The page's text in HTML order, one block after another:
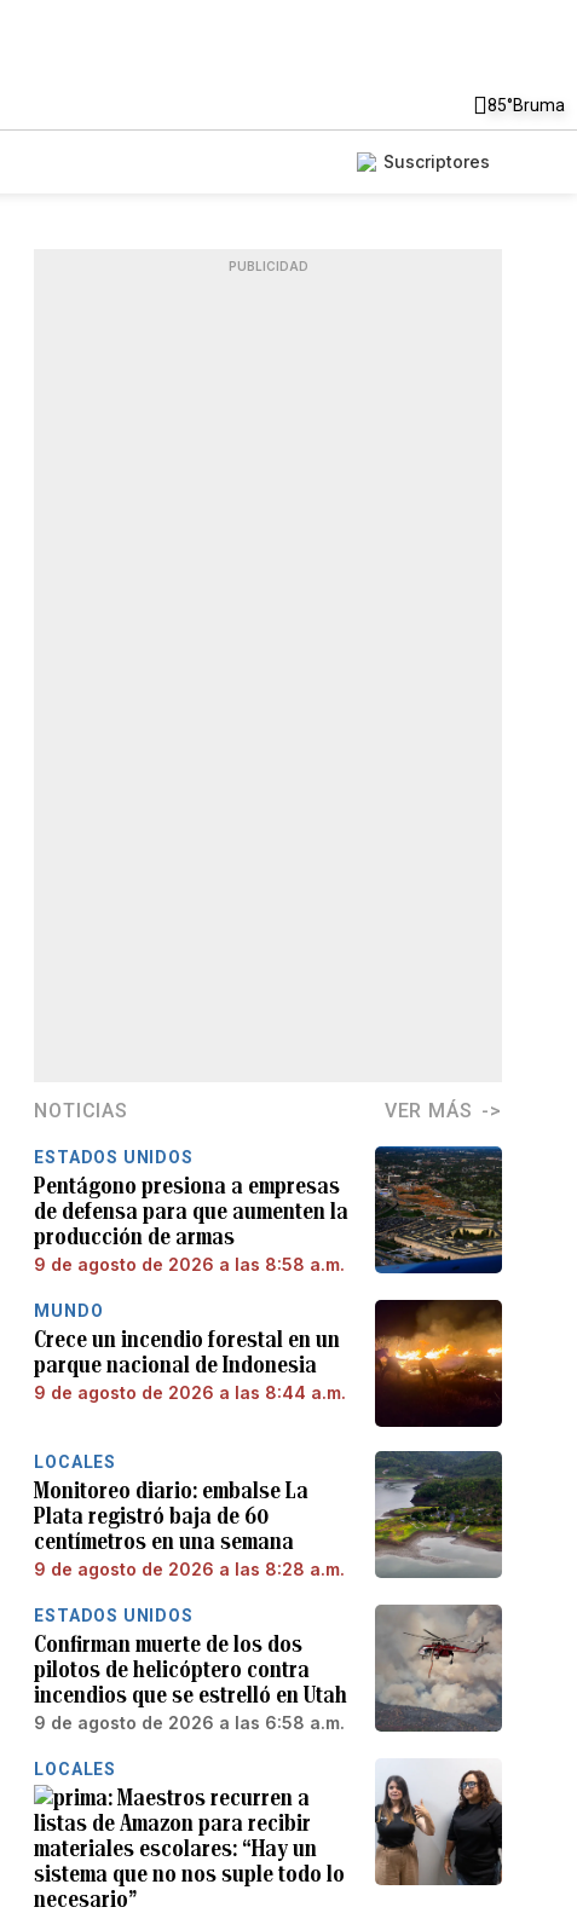
85°Bruma
Suscriptores
PUBLICIDAD
NOTICIAS VER MÁS
ESTADOS UNIDOS
Pentágono presiona a empresas
de defensa para que aumenten la
producción de armas
9 de agosto de 2026 a las 8:58 a.m.
MUNDO
Crece un incendio forestal en un
parque nacional de Indonesia
9 de agosto de 2026 a las 8:44 a.m.
LOCALES
Monitoreo diario: embalse La
Plata registró baja de 60
centímetros en una semana
9 de agosto de 2026 a las 8:28 a.m.
ESTADOS UNIDOS
Confirman muerte de los dos
pilotos de helicóptero contra
incendios que se estrelló en Utah
9 de agosto de 2026 a las 6:58 a.m.
LOCALES
Maestros recurren a
listas de Amazon para recibir
materiales escolares: “Hay un
sistema que no nos suple todo lo
necesario”